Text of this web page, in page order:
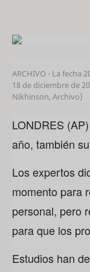
ARCHIVO - La fecha
18 de diciembre de
Nikhinson, Archivo)
LONDRES
año, también
Los expertos
momento para
personal, pero
para que los
Estudios han